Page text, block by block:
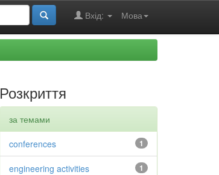
Мова
Вхід:
Розкриття
за темами
1
conferences
1
engineering activities